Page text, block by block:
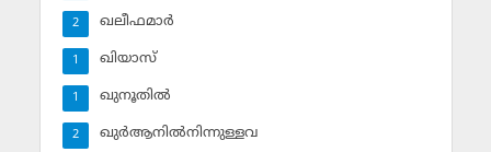
ഖലീഫമാര്‍
2
ഖിയാസ്
1
ഖുനൂതില്‍
1
ഖുര്‍ആനില്‍നിന്നുള്ളവ
2